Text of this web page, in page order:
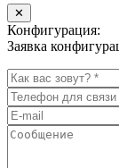
✕
Конфигурация:
Заявка